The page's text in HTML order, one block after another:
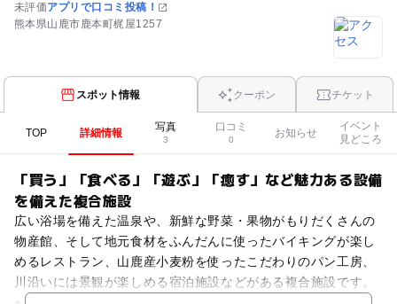
未評価アプリで口コミ投稿！
熊本県山鹿市鹿本町梶屋1257
スポット情報 クーポン チケット
TOP 詳細情報 写真
3
口コミ
0
お知らせ
イベント
見どころ
「買う」「食べる」「遊ぶ」「癒す」など魅力ある設備
を備えた複合施設
広い浴場を備えた温泉や、新鮮な野菜・果物がもりだくさんの
物産館、そして地元食材をふんだんに使ったバイキングが楽し
めるレストラン、山鹿産小麦粉を使ったこだわりのパン工房、
川沿いには景観が楽しめる宿泊施設などがある複合施設です。